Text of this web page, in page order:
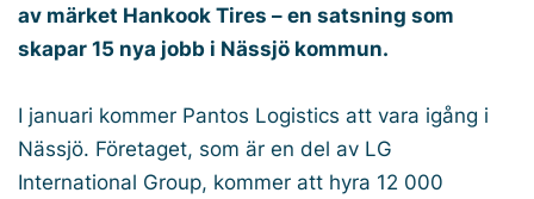
av märket Hankook Tires – en satsning som
skapar 15 nya jobb i Nässjö kommun.
I januari kommer Pantos Logistics att vara igång i
Nässjö. Företaget, som är en del av LG
International Group, kommer att hyra 12 000